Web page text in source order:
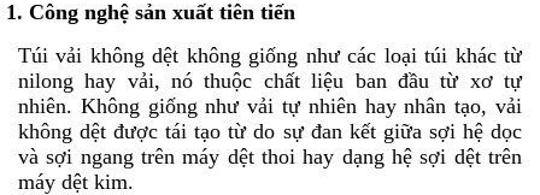
1. Công nghệ sản xuất tiên tiến
Túi vải không dệt không giống như các loại túi khác từ
nilong hay vải, nó thuộc chất liệu ban đầu từ xơ tự
nhiên. Không giống như vải tự nhiên hay nhân tạo, vải
không dệt được tái tạo từ do sự đan kết giữa sợi hệ dọc
và sợi ngang trên máy dệt thoi hay dạng hệ sợi dệt trên
máy dệt kim.